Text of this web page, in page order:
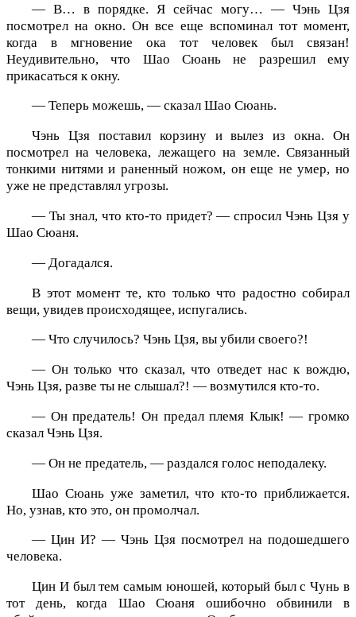
— В… в порядке. Я сейчас могу… — Чэнь Цзя
посмотрел на окно. Он все еще вспоминал тот момент,
когда в мгновение ока тот человек был связан!
Неудивительно, что Шао Сюань не разрешил ему
прикасаться к окну.
— Теперь можешь, — сказал Шао Сюань.
Чэнь Цзя поставил корзину и вылез из окна. Он
посмотрел на человека, лежащего на земле. Связанный
тонкими нитями и раненный ножом, он еще не умер, но
уже не представлял угрозы.
— Ты знал, что кто-то придет? — спросил Чэнь Цзя у
Шао Сюаня.
— Догадался.
В этот момент те, кто только что радостно собирал
вещи, увидев происходящее, испугались.
— Что случилось? Чэнь Цзя, вы убили своего?!
— Он только что сказал, что отведет нас к вождю,
Чэнь Цзя, разве ты не слышал?! — возмутился кто-то.
— Он предатель! Он предал племя Клык! — громко
сказал Чэнь Цзя.
— Он не предатель, — раздался голос неподалеку.
Шао Сюань уже заметил, что кто-то приближается.
Но, узнав, кто это, он промолчал.
— Цин И? — Чэнь Цзя посмотрел на подошедшего
человека.
Цин И был тем самым юношей, который был с Чунь в
тот день, когда Шао Сюаня ошибочно обвинили в